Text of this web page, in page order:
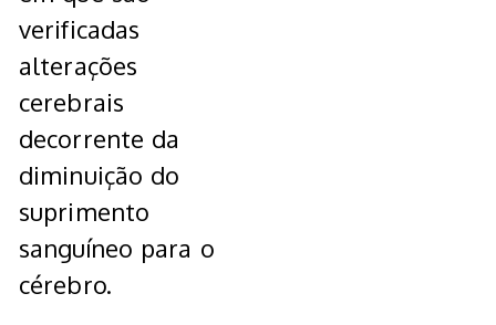
verificadas
alterações
cerebrais
decorrente da
diminuição do
suprimento
sanguíneo para o
cérebro.